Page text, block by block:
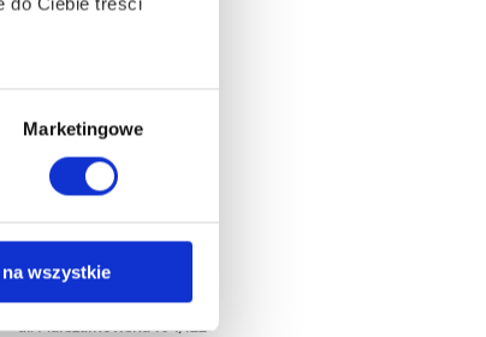
takie, które wymagają
Marketingowe
wszystkie
Kontakt
Empik S.A
ul. Marszałkowska 104/122